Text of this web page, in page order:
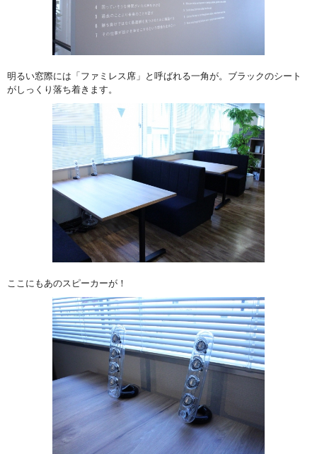
明るい窓際には「ファミレス席」と呼ばれる一角が。ブラックのシート
がしっくり落ち着きます。
ここにもあのスピーカーが！